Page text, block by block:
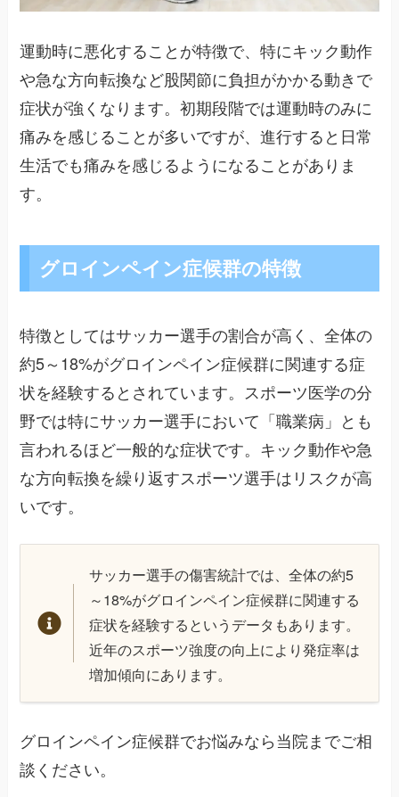
運動時に悪化することが特徴で、特にキック動作
や急な方向転換など股関節に負担がかかる動きで
症状が強くなります。初期段階では運動時のみに
痛みを感じることが多いですが、進行すると日常
生活でも痛みを感じるようになることがありま
す。
グロインペイン症候群の特徴
特徴としてはサッカー選手の割合が高く、全体の
約5～18%がグロインペイン症候群に関連する症
状を経験するとされています。スポーツ医学の分
野では特にサッカー選手において「職業病」とも
言われるほど一般的な症状です。キック動作や急
な方向転換を繰り返すスポーツ選手はリスクが高
いです。
サッカー選手の傷害統計では、全体の約5
～18%がグロインペイン症候群に関連する
症状を経験するというデータもあります。
近年のスポーツ強度の向上により発症率は
増加傾向にあります。
グロインペイン症候群でお悩みなら当院までご相
談ください。